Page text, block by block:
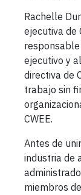
Rachelle
ejecutiva de
ejecutivo y
directiva de
trabajo sin
CWEE.
Antes de
industria de
miembros